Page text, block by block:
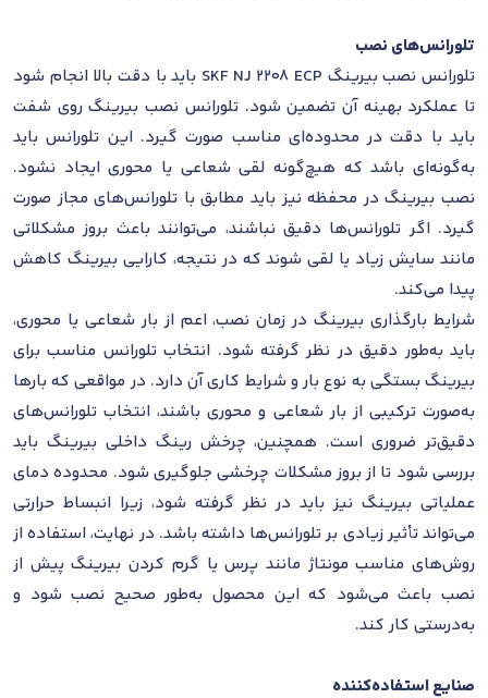
تلورانس‌های نصب
تلورانس نصب بیرینگ SKF NJ 2208 ECP باید با دقت بالا انجام شود
تا عملکرد بهینه آن تضمین شود. تلورانس نصب بیرینگ روی شفت
باید با دقت در محدوده‌ای مناسب صورت گیرد. این تلورانس باید
به‌گونه‌ای باشد که هیچ‌گونه لقی شعاعی یا محوری ایجاد نشود.
نصب بیرینگ در محفظه نیز باید مطابق با تلورانس‌های مجاز صورت
گیرد. اگر تلورانس‌ها دقیق نباشند، می‌توانند باعث بروز مشکلاتی
مانند سایش زیاد یا لقی شوند که در نتیجه، کارایی بیرینگ کاهش
پیدا می‌کند.
شرایط بارگذاری بیرینگ در زمان نصب، اعم از بار شعاعی یا محوری،
باید به‌طور دقیق در نظر گرفته شود. انتخاب تلورانس مناسب برای
بیرینگ بستگی به نوع بار و شرایط کاری آن دارد. در مواقعی که بارها
به‌صورت ترکیبی از بار شعاعی و محوری باشند، انتخاب تلورانس‌های
دقیق‌تر ضروری است. همچنین، چرخش رینگ داخلی بیرینگ باید
بررسی شود تا از بروز مشکلات چرخشی جلوگیری شود. محدوده دمای
عملیاتی بیرینگ نیز باید در نظر گرفته شود، زیرا انبساط حرارتی
می‌تواند تأثیر زیادی بر تلورانس‌ها داشته باشد. در نهایت، استفاده از
روش‌های مناسب مونتاژ مانند پرس یا گرم کردن بیرینگ پیش از
نصب باعث می‌شود که این محصول به‌طور صحیح نصب شود و
به‌درستی کار کند.
صنایع استفاده‌کننده